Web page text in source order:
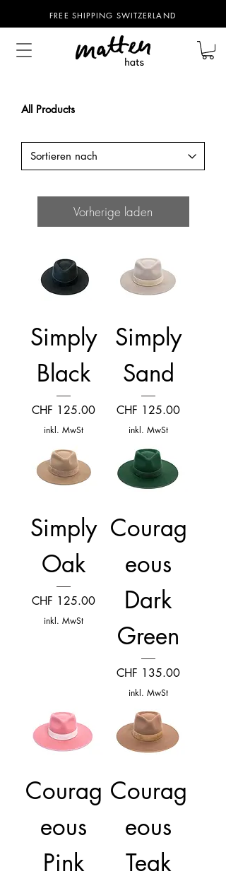
FREE SHIPPING SWITZERLAND
All Products
Vorherige laden
Simply
Black
Preis
CHF 125.00
inkl. MwSt
Simply
Sand
Preis
CHF 125.00
inkl. MwSt
Simply
Oak
Preis
CHF 125.00
inkl. MwSt
Courag
eous
Dark
Green
Preis
CHF 135.00
inkl. MwSt
Courag
eous
Pink
Courag
eous
Teak